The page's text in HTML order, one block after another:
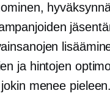
ja hintojen
menee pieleen.